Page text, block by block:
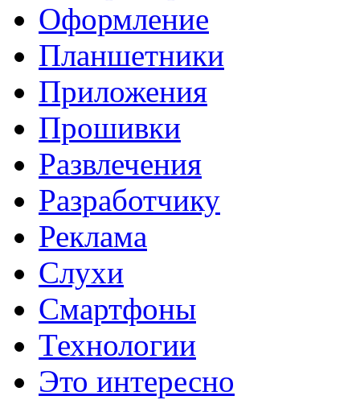
Оформление
Планшетники
Приложения
Прошивки
Развлечения
Разработчику
Реклама
Слухи
Смартфоны
Технологии
Это интересно